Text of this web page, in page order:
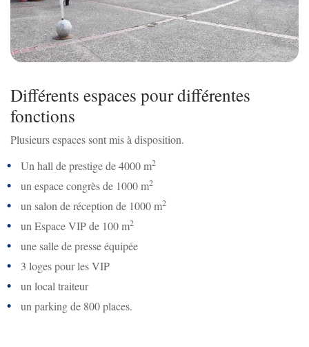
Différents espaces pour différentes
fonctions
Plusieurs espaces sont mis à disposition.
Un hall de prestige de 4000 m2
un espace congrès de 1000 m2
un salon de réception de 1000 m2
un Espace VIP de 100 m2
une salle de presse équipée
3 loges pour les VIP
un local traiteur
un parking de 800 places.